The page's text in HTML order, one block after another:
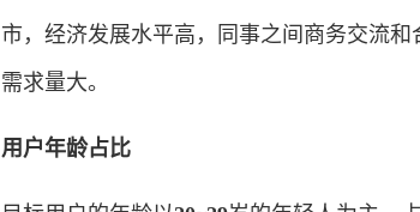
市，经济发展水平高，同事之间商务交流
需求量大。
用户年龄占比